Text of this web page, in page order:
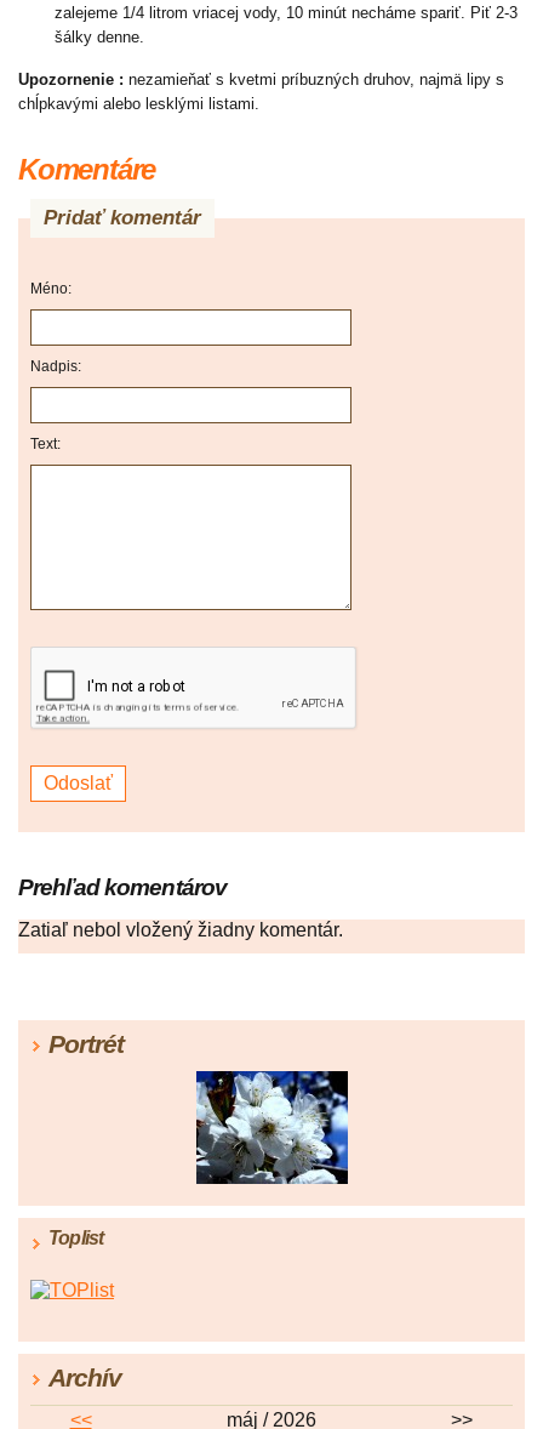
zalejeme 1/4 litrom vriacej vody, 10 minút necháme spariť. Piť 2-3
šálky denne.
Upozornenie : nezamieňať s kvetmi príbuzných druhov, najmä lipy s
chĺpkavými alebo lesklými listami.
Komentáre
Pridať komentár
Méno:
Nadpis:
Text:
Prehľad komentárov
Zatiaľ nebol vložený žiadny komentár.
Portrét
Toplist
Archív
<< máj / 2026 >>